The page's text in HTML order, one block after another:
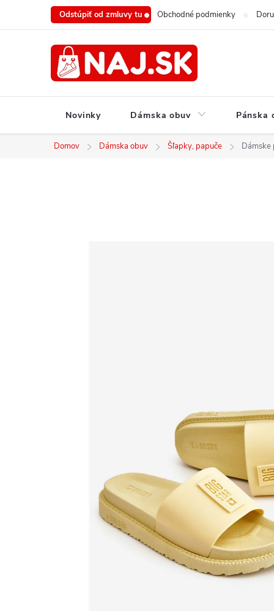
Odstúpiť od zmluvy tu Obchodné podmienky
Novinky Dámska obuv Pánska
Domov Dámska obuv Šľapky, papuče